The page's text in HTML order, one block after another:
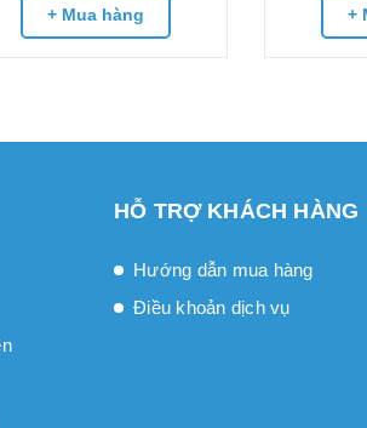
+ Mua hàng +
HỖ TRỢ KHÁCH HÀNG
Hướng dẫn mua hàng
Điều khoản dịch vụ